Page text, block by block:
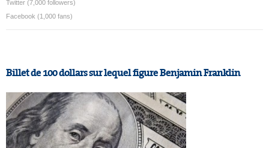
Twitter (7,000 followers)
Facebook (1,000 fans)
Billet de 100 dollars sur lequel figure Benjamin Franklin